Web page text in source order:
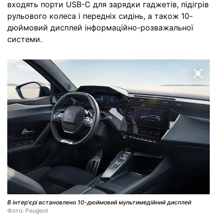
входять порти USB-C для зарядки гаджетів, підігрів
рульового колеса і передніх сидінь, а також 10-
дюймовий дисплей інформаційно-розважальної
системи.
В інтер'єрі встановлено 10-дюймовий мультимедійний дисплей
Фото: Peugeot